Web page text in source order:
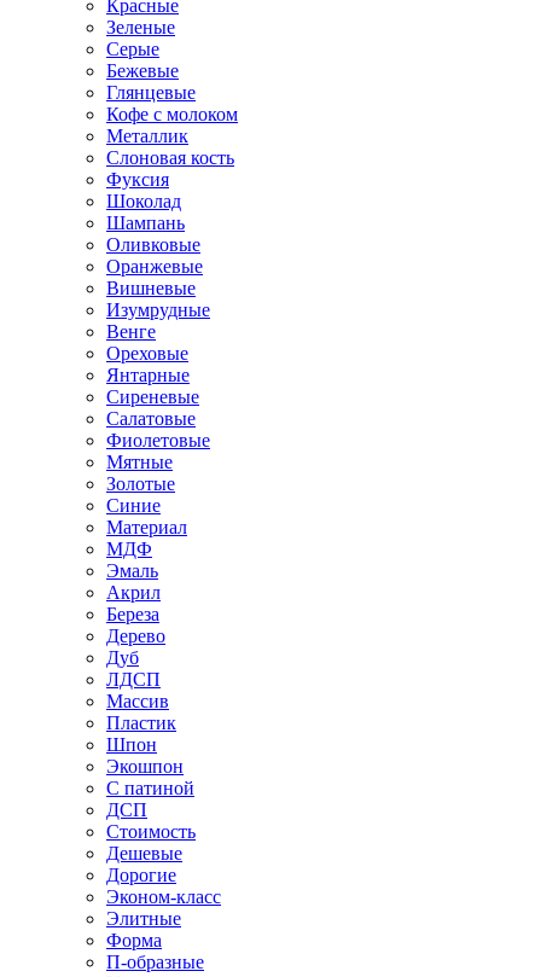
Красные
Зеленые
Серые
Бежевые
Глянцевые
Кофе с молоком
Металлик
Слоновая кость
Фуксия
Шоколад
Шампань
Оливковые
Оранжевые
Вишневые
Изумрудные
Венге
Ореховые
Янтарные
Сиреневые
Салатовые
Фиолетовые
Мятные
Золотые
Синие
Материал
МДФ
Эмаль
Акрил
Береза
Дерево
Дуб
ЛДСП
Массив
Пластик
Шпон
Экошпон
С патиной
ДСП
Стоимость
Дешевые
Дорогие
Эконом-класс
Элитные
Форма
П-образные